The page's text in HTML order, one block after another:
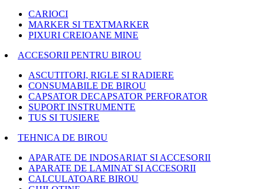
CARIOCI
MARKER SI TEXTMARKER
PIXURI CREIOANE MINE
ACCESORII PENTRU BIROU
ASCUTITORI, RIGLE SI RADIERE
CONSUMABILE DE BIROU
CAPSATOR DECAPSATOR PERFORATOR
SUPORT INSTRUMENTE
TUS SI TUSIERE
TEHNICA DE BIROU
APARATE DE INDOSARIAT SI ACCESORII
APARATE DE LAMINAT SI ACCESORII
CALCULATOARE BIROU